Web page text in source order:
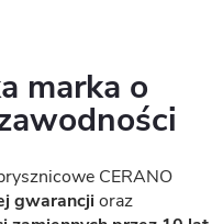
marka o
CERANO
gwarancjioraz